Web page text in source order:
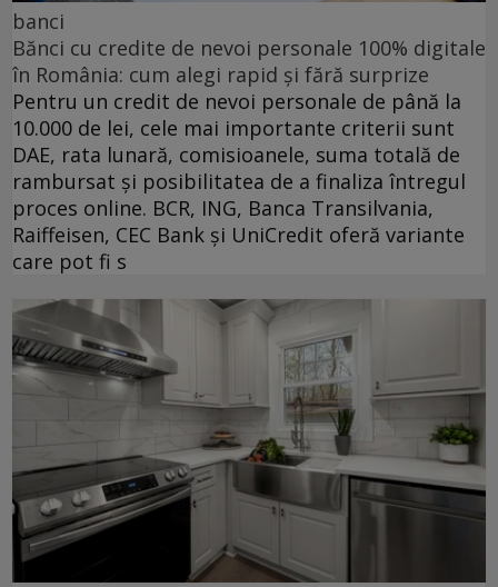
banci
Bănci cu credite de nevoi personale 100% digitale
în România: cum alegi rapid și fără surprize
Pentru un credit de nevoi personale de până la
10.000 de lei, cele mai importante criterii sunt
DAE, rata lunară, comisioanele, suma totală de
rambursat și posibilitatea de a finaliza întregul
proces online. BCR, ING, Banca Transilvania,
Raiffeisen, CEC Bank și UniCredit oferă variante
care pot fi s